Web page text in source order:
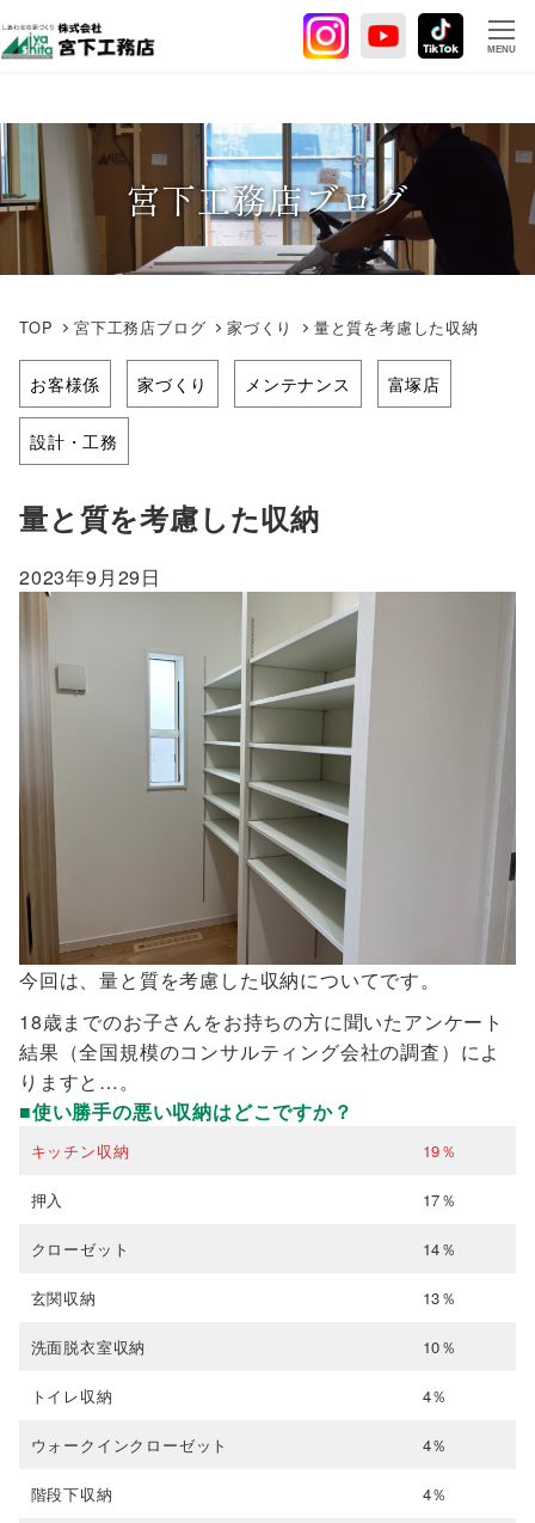
イ
ン
テ
ン
ツ
へ
移
MENU
宮下工務店ブログ
TOP 宮下工務店ブログ 家づくり 量と質を考慮した収納
お客様係 家づくり メンテナンス 富塚店
設計・工務
量と質を考慮した収納
2023年9月29日
今回は、量と質を考慮した収納についてです。
18歳までのお子さんをお持ちの方に聞いたアンケート
結果（全国規模のコンサルティング会社の調査）によ
りますと…。
■使い勝手の悪い収納はどこですか？
キッチン収納 19％
押入 17％
クローゼット 14％
玄関収納 13％
洗面脱衣室収納 10％
トイレ収納 4％
ウォークインクローゼット 4％
階段下収納 4％